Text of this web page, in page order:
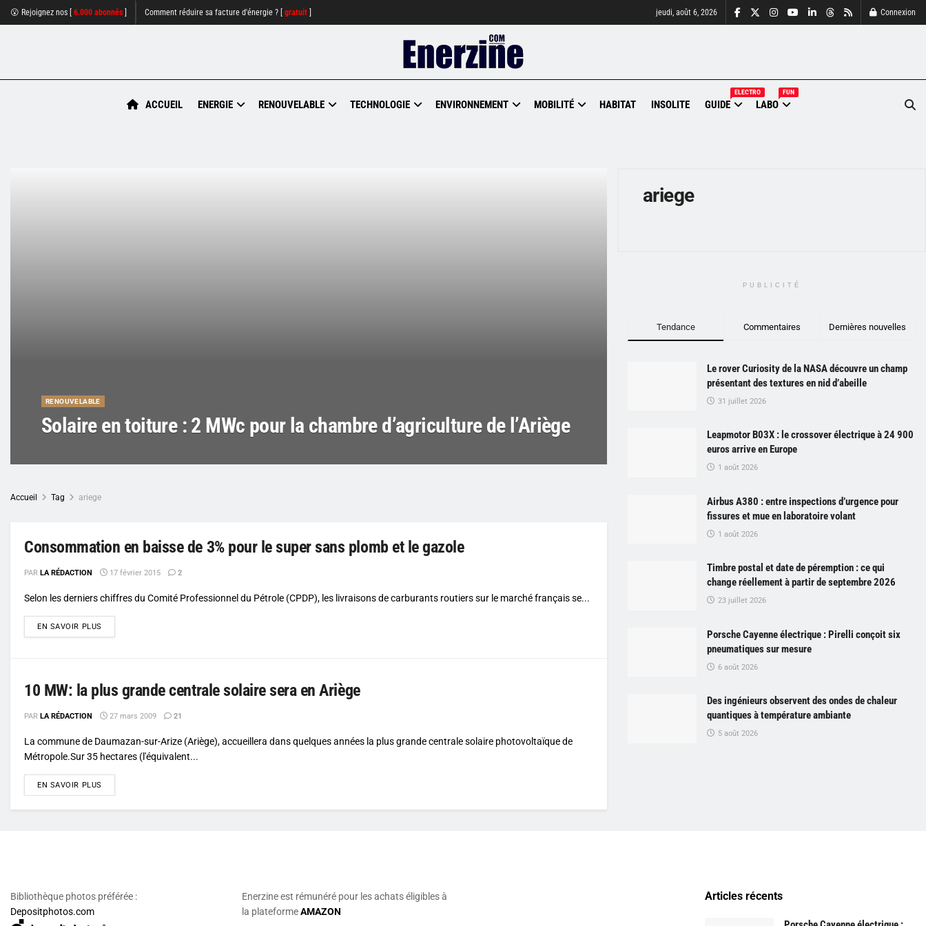
😮 Rejoignez nos [ 6.000 abonnés Comment réduire sa facture d'énergie ? [ gratuit jeudi, août 6, 2026 Connexion
ACCUEIL ENERGIE RENOUVELABLE TECHNOLOGIE ENVIRONNEMENT MOBILITÉ HABITAT INSOLITE GUIDE
ELECTRO
LABO
FUN
RENOUVELABLE
Solaire en toiture : 2 MWc pour la chambre d’agriculture de l’Ariège
Accueil Tag ariege
Consommation en baisse de 3% pour le super sans plomb et le gazole
PAR LA RÉDACTION 17 février 2015 2
Selon les derniers chiffres du Comité Professionnel du Pétrole (CPDP), les livraisons de carburants routiers sur le marché français se...
EN SAVOIR PLUS
10 MW: la plus grande centrale solaire sera en Ariège
PAR LA RÉDACTION 27 mars 2009 21
La commune de Daumazan-sur-Arize (Ariège), accueillera dans quelques années la plus grande centrale solaire photovoltaïque de
Métropole.Sur 35 hectares (l'équivalent...
EN SAVOIR PLUS
ariege
PUBLICITÉ
Tendance Commentaires Dernières nouvelles
Le rover Curiosity de la NASA découvre un champ
présentant des textures en nid d’abeille
31 juillet 2026
Leapmotor B03X : le crossover électrique à 24 900
euros arrive en Europe
1 août 2026
Airbus A380 : entre inspections d’urgence pour
fissures et mue en laboratoire volant
1 août 2026
Timbre postal et date de péremption : ce qui
change réellement à partir de septembre 2026
23 juillet 2026
Porsche Cayenne électrique : Pirelli conçoit six
pneumatiques sur mesure
6 août 2026
Des ingénieurs observent des ondes de chaleur
quantiques à température ambiante
5 août 2026
Bibliothèque photos préférée :
Depositphotos.com
Enerzine est rémunéré pour les achats éligibles à
la plateformeAMAZON
Articles récents